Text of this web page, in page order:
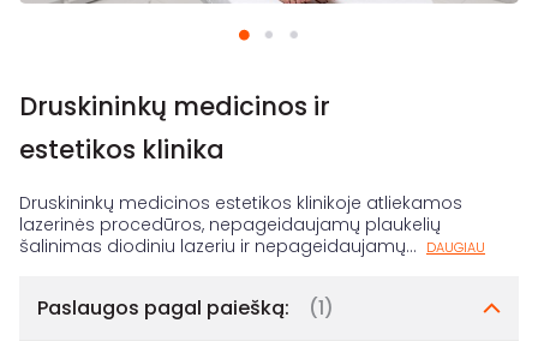
Druskininkų medicinos ir
estetikos klinika
Druskininkų medicinos estetikos klinikoje atliekamos
lazerinės procedūros, nepageidaujamų plaukelių
šalinimas diodiniu lazeriu ir nepageidaujamų... DAUGIAU
Paslaugos pagal paiešką: (1)